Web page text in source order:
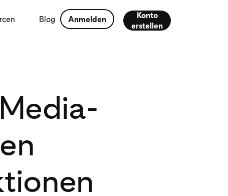
Blog Anmelden
Konto
erstellen